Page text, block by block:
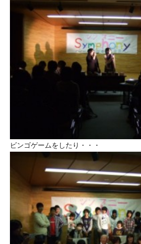
ビンゴゲームをしたり・・・